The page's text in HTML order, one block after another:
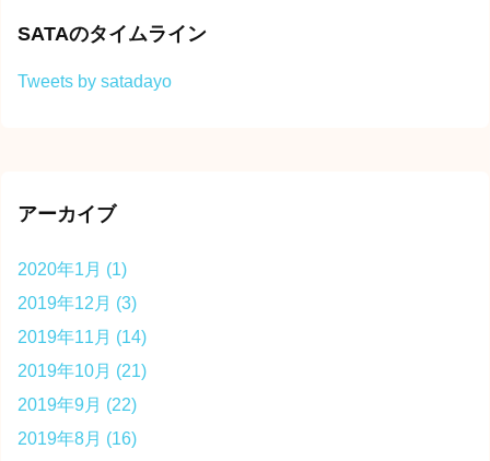
SATAのタイムライン
Tweets by satadayo
アーカイブ
2020年1月 (1)
2019年12月 (3)
2019年11月 (14)
2019年10月 (21)
2019年9月 (22)
2019年8月 (16)